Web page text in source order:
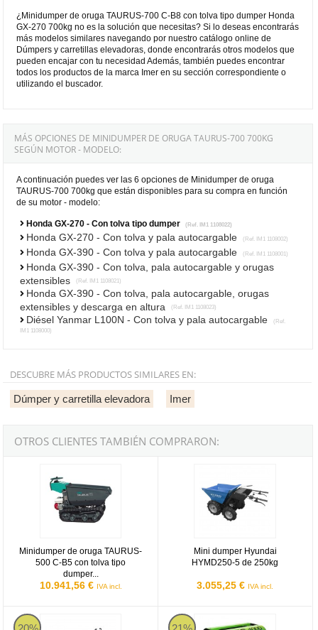
¿Minidumper de oruga TAURUS-700 C-B8 con tolva tipo dumper Honda
GX-270 700kg no es la solución que necesitas? Si lo deseas encontrarás
más modelos similares navegando por nuestro catálogo online de
Dúmpers y carretillas elevadoras, donde encontrarás otros modelos que
pueden encajar con tu necesidad Además, también puedes encontrar
todos los productos de la marca Imer en su sección correspondiente o
utilizando el buscador.
MÁS OPCIONES DE MINIDUMPER DE ORUGA TAURUS-700 700KG
SEGÚN MOTOR - MODELO:
A continuación puedes ver las 6 opciones de Minidumper de oruga
TAURUS-700 700kg que están disponibles para su compra en función
de su motor - modelo:
Honda GX-270 - Con tolva tipo dumper (Ref. IM1 1108022)
Honda GX-270 - Con tolva y pala autocargable (Ref. IM1 1108002)
Honda GX-390 - Con tolva y pala autocargable (Ref. IM1 1108001)
Honda GX-390 - Con tolva, pala autocargable y orugas
extensibles (Ref. IM1 1108021)
Honda GX-390 - Con tolva, pala autocargable, orugas
extensibles y descarga en altura (Ref. IM1 1108023)
Diésel Yanmar L100N - Con tolva y pala autocargable (Ref.
IM1 1108000)
DESCUBRE MÁS PRODUCTOS SIMILARES EN:
Dúmper y carretilla elevadora Imer
OTROS CLIENTES TAMBIÉN COMPRARON:
Minidumper de oruga TAURUS-
500 C-B5 con tolva tipo
dumper...
10.941,56 € IVA incl.
Mini dumper Hyundai
HYMD250-5 de 250kg
3.055,25 € IVA incl.
Carretilla oruga hidráulica Hyundai HYMD500-H4B de 500kg
Pramac ES4000 - Generador